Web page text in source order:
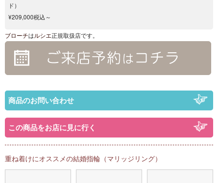
ド）
¥209,000税込～
ブローチはルシエ正規取扱店です。
商品のお問い合わせ
この商品をお店に見に行く
重ね着けにオススメの結婚指輪（マリッジリング）